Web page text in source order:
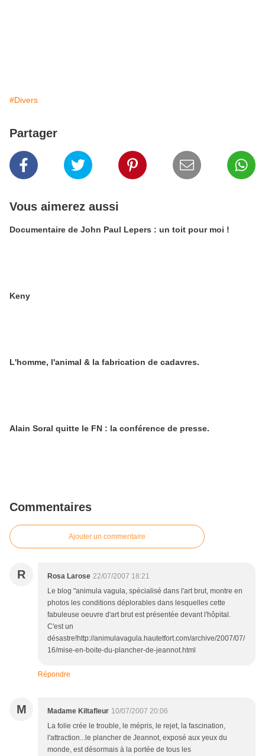
#Divers
Partager
Vous aimerez aussi
Documentaire de John Paul Lepers : un toit pour moi !
Keny
L'homme, l'animal & la fabrication de cadavres.
Alain Soral quitte le FN : la conférence de presse.
Commentaires
Ajouter un commentaire
R Rosa Larose 22/07/2007 18:21
Le blog "animula vagula, spécialisé dans l'art brut, montre en
photos les conditions déplorables dans lesquelles cette
fabuleuse oeuvre d'art brut est présentée devant l'hôpital.
C'est un
désastre!http://animulavagula.hautetfort.com/archive/2007/07/
16/mise-en-boite-du-plancher-de-jeannot.html
Répondre
M Madame Kiltafleur 10/07/2007 20:06
La folie crée le trouble, le mépris, le rejet, la fascination,
l'attraction...le plancher de Jeannot, exposé aux yeux du
monde, est désormais à la portée de tous les